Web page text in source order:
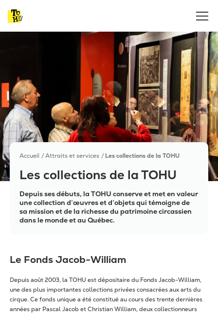
Accueil Attraits et services Les collections de la TOHU
Les collections de la TOHU
Depuis ses débuts, la TOHU conserve et met en valeur
une collection d’œuvres et d’objets qui témoigne de
sa mission et de la richesse du patrimoine circassien
dans le monde et au Québec.
Le Fonds Jacob-William
Depuis août 2003, la TOHU est dépositaire du Fonds Jacob-William,
une des plus importantes collections privées consacrées aux arts du
cirque. Ce fonds unique a été constitué au cours des trente dernières
années par Pascal Jacob et Christian William, deux collectionneurs